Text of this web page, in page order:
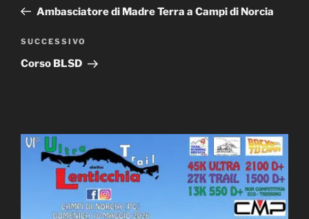
precedente:
Ambasciatore di Madre Terra a Campi di Norcia
Articolo
successivo
SUCCESSIVO
Corso BLSD